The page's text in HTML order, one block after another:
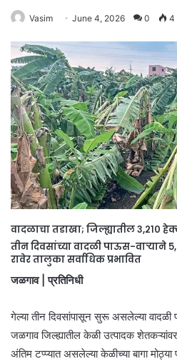
Vasim June 4, 2026 0 4
वादळाचा तडाखा; जिल्ह्यातील ३,२१०
तीन दिवसांच्या वादळी पाऊस-
रावेर तालुका सर्वाधिक प्रभावित
जळगाव | प्रतिनिधी
गेल्या तीन दिवसांपासून सुरू असलेल्या वादळी
जळगाव जिल्ह्यातील केळी उत्पादक
अंतिम टप्प्यात असलेल्या केळीच्या बागा